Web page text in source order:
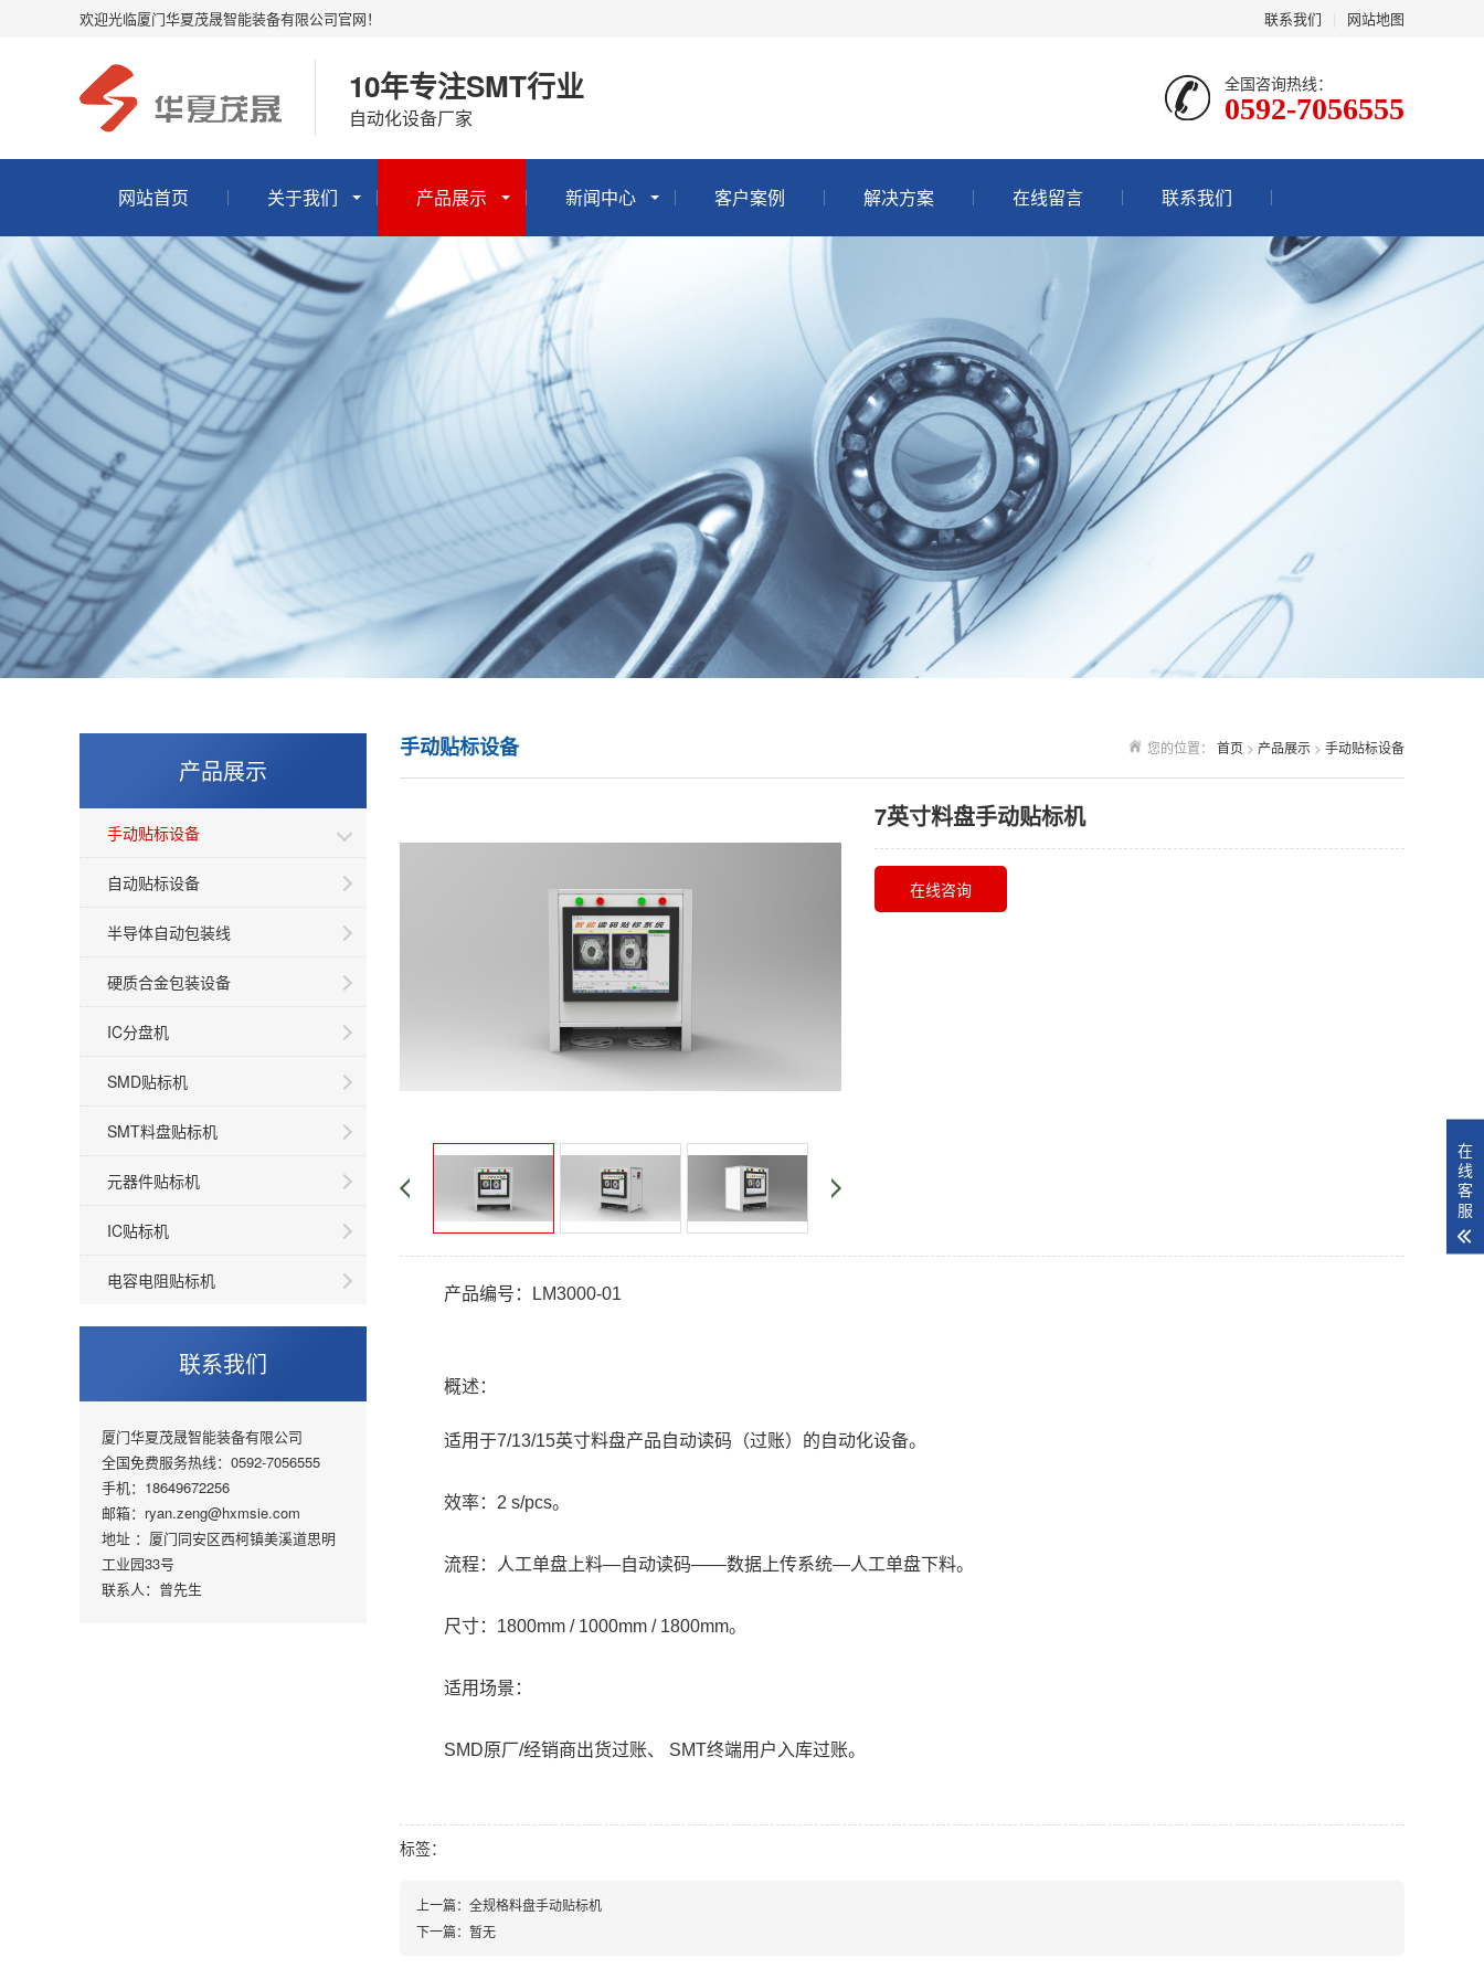
联系我们 网站地图
欢迎光临厦门华夏茂晟智能装备有限公司官网！
10年专注SMT行业
自动化设备厂家
全国咨询热线：
0592-7056555
网站首页 关于我们 产品展示 新闻中心 客户案例 解决方案 在线留言 联系我们
产品展示
手动贴标设备
自动贴标设备
半导体自动包装线
硬质合金包装设备
IC分盘机
SMD贴标机
SMT料盘贴标机
元器件贴标机
IC贴标机
电容电阻贴标机
联系我们
厦门华夏茂晟智能装备有限公司
全国免费服务热线：0592-7056555
手机：18649672256
邮箱：ryan.zeng@hxmsie.com
地址 ：厦门同安区西柯镇美溪道思明
工业园33号
联系人：曾先生
您的位置： 首页 > 产品展示 > 手动贴标设备
手动贴标设备
7英寸料盘手动贴标机
在线咨询
产品编号：LM3000-01
概述：
适用于7/13/15英寸料盘产品自动读码（过账）的自动化设备。
效率：2 s/pcs。
流程：人工单盘上料—自动读码——数据上传系统—人工单盘下料。
尺寸：1800mm / 1000mm / 1800mm。
适用场景：
SMD原厂/经销商出货过账、 SMT终端用户入库过账。
标签：
上一篇：全规格料盘手动贴标机
下一篇：暂无
在
线
客
服